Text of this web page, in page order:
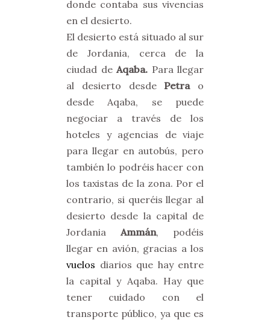
donde contaba sus vivencias
en el desierto.
El desierto está situado al sur
de Jordania, cerca de la
ciudad de Aqaba. Para llegar
al desierto desdePetrao
desde Aqaba, se puede
negociar a través de los
hoteles y agencias de viaje
para llegar en autobús, pero
también lo podréis hacer con
los taxistas de la zona. Por el
contrario, si queréis llegar al
desierto desde la capital de
Jordania Ammán, podéis
llegar en avión, gracias a los
vuelos diarios que hay entre
la capital y Aqaba. Hay que
tener cuidado con el
transporte público, ya que es